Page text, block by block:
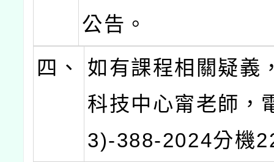
公告。
四、
如有課程相關疑義
科技中心甯老師，
3)-388-2024分機